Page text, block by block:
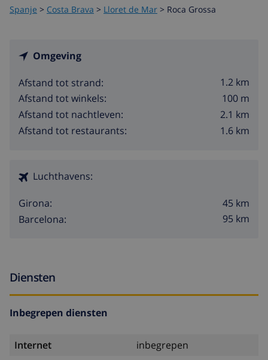
Spanje > Costa Brava > Lloret de Mar > Roca Grossa
Omgeving
Afstand tot strand:
1.2 km
Afstand tot winkels:
100 m
Afstand tot nachtleven:
2.1 km
Afstand tot restaurants:
1.6 km
Luchthavens:
Girona:
45 km
Barcelona:
95 km
Diensten
Inbegrepen diensten
Internet
inbegrepen